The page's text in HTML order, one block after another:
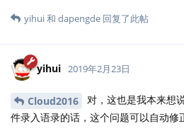
yihui和 dapengde 回复了此帖
yihui 2019年2月23日
Cloud2016
对，这也是我本来想
件录入语录的话，这个问题可以自动修